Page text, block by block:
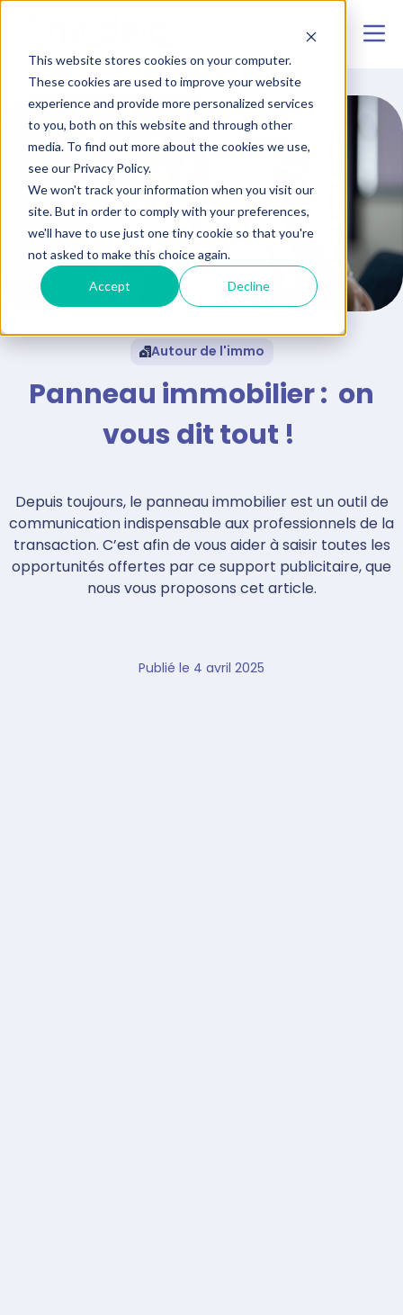
This website stores cookies on your computer.
These cookies are used to improve your website
experience and provide more personalized services
to you, both on this website and through other
media. To find out more about the cookies we use,
see our Privacy Policy.
We won't track your information when you visit our
site. But in order to comply with your preferences,
we'll have to use just one tiny cookie so that you're
not asked to make this choice again.
Accept Decline
Autour de l'immo
Panneau immobilier : on
vous dit tout !
Depuis toujours, le panneau immobilier est un outil de
communication indispensable aux professionnels de la
transaction. C’est afin de vous aider à saisir toutes les
opportunités offertes par ce support publicitaire, que
nous vous proposons cet article.
Publié le 4 avril 2025